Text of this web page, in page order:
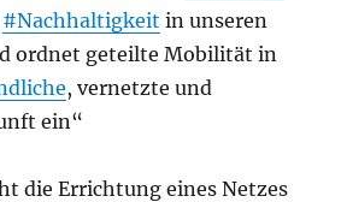
#Nachhaltigkeit in unseren
ordnet geteilte Mobilität in
, vernetzte und
ein“
die Errichtung eines Netzes